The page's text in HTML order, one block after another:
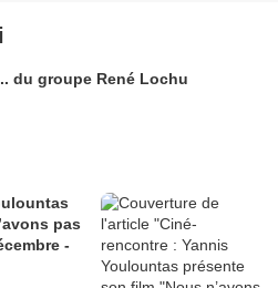
du groupe René Lochu
pas
-